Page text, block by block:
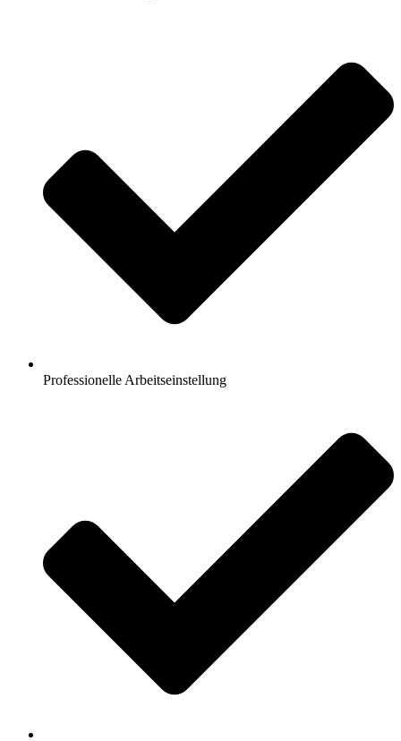
Professionelle Arbeitseinstellung